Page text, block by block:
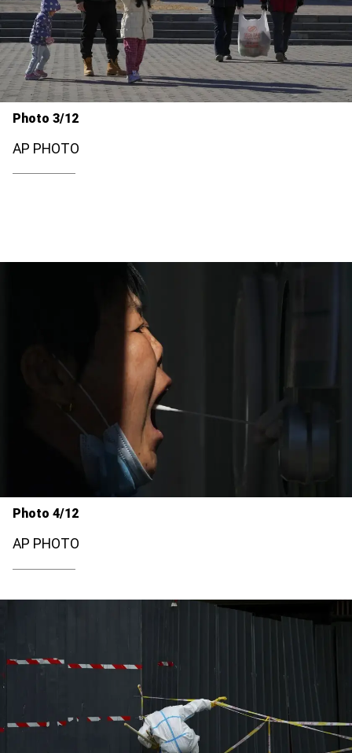
Photo 3/12
AP PHOTO
Photo 4/12
AP PHOTO